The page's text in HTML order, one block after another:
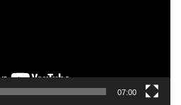
07:00